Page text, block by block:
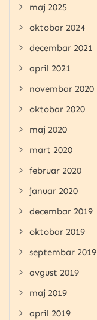
maj 2025
oktobar 2024
decembar 2021
april 2021
novembar 2020
oktobar 2020
maj 2020
mart 2020
februar 2020
januar 2020
decembar 2019
oktobar 2019
septembar 2019
avgust 2019
maj 2019
april 2019